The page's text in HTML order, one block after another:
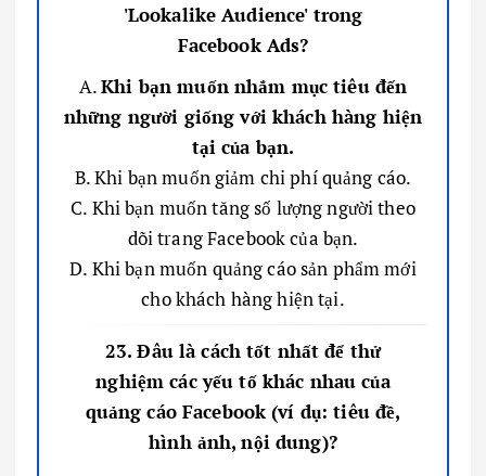
'Lookalike Audience' trong
Facebook Ads?
A.Khi bạn muốn nhắm mục tiêu đến
những người giống với khách hàng hiện
tại của bạn.
B. Khi bạn muốn giảm chi phí quảng cáo.
C. Khi bạn muốn tăng số lượng người theo
dõi trang Facebook của bạn.
D. Khi bạn muốn quảng cáo sản phẩm mới
cho khách hàng hiện tại.
23. Đâu là cách tốt nhất để thử
nghiệm các yếu tố khác nhau của
quảng cáo Facebook (ví dụ: tiêu đề,
hình ảnh, nội dung)?